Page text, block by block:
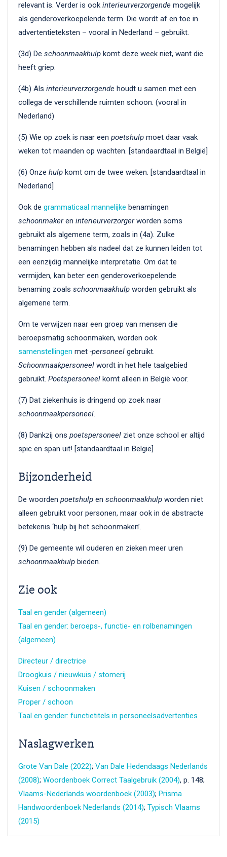
relevant is. Verder is ook interieurverzorgende mogelijk
als genderoverkoepelende term. Die wordt af en toe in
advertentieteksten – vooral in Nederland – gebruikt.
(3d) De schoonmaakhulp komt deze week niet, want die
heeft griep.
(4b) Als interieurverzorgende houdt u samen met een
collega de verschillende ruimten schoon. (vooral in
Nederland)
(5) Wie op zoek is naar een poetshulp moet daar vaak
weken tot maanden op wachten. [standaardtaal in België]
(6) Onze hulp komt om de twee weken. [standaardtaal in
Nederland]
Ook de grammaticaal mannelijke benamingen
schoonmakeren interieurverzorgerworden soms
gebruikt als algemene term, zoals in (4a). Zulke
benamingen hebben als nadeel dat ze kunnen leiden tot
een eenzijdig mannelijke interpretatie. Om dat te
vermijden, kan beter een genderoverkoepelende
benaming zoals schoonmaakhulp worden gebruikt als
algemene term.
Om te verwijzen naar een groep van mensen die
beroepsmatig schoonmaken, worden ook
samenstellingen met -personeel gebruikt.
Schoonmaakpersoneel wordt in het hele taalgebied
gebruikt. Poetspersoneel komt alleen in België voor.
(7) Dat ziekenhuis is dringend op zoek naar
schoonmaakpersoneel.
(8) Dankzij ons poetspersoneel ziet onze school er altijd
spic en span uit! [standaardtaal in België]
Bijzonderheid
De woorden poetshulp en schoonmaakhulp worden niet
alleen gebruikt voor personen, maar ook in de abstracte
betekenis ‘hulp bij het schoonmaken’.
(9) De gemeente wil ouderen en zieken meer uren
schoonmaakhulp bieden.
Zie ook
Taal en gender (algemeen)
Taal en gender: beroeps-, functie- en rolbenamingen
(algemeen)
Directeur / directrice
Droogkuis / nieuwkuis / stomerij
Kuisen / schoonmaken
Proper / schoon
Taal en gender: functietitels in personeelsadvertenties
Naslagwerken
Grote Van Dale (2022); Van Dale Hedendaags Nederlands
(2008); Woordenboek Correct Taalgebruik (2004), p. 148;
Vlaams-Nederlands woordenboek (2003); Prisma
Handwoordenboek Nederlands (2014); Typisch Vlaams
(2015)